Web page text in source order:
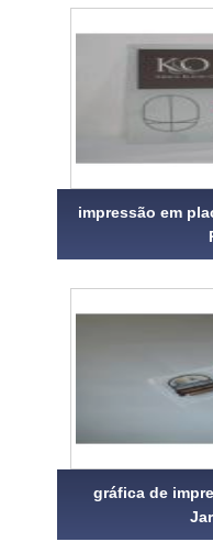
impressão em
gráfica de